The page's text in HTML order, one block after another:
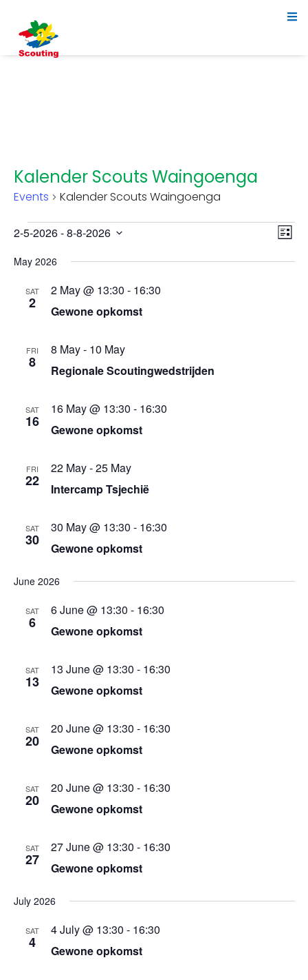
Kalender Scouts Waingoenga
Events Kalender Scouts Waingoenga
Events
V
i
o
E
i
List
2-5-2026 - 8-8-2026
date.
May 2026
SAT
2 Gewone opkomst
2 May @ 13:30 - 16:30
FRI
8 Regionale Scoutingwedstrijden
8 May- 10 May
SAT
16 Gewone opkomst
16 May @ 13:30 - 16:30
FRI
22 Intercamp Tsjechië
22 May-25 May
SAT
30 Gewone opkomst
30 May @ 13:30 - 16:30
June 2026
SAT
6 Gewone opkomst
6 June @ 13:30 - 16:30
SAT
13 Gewone opkomst
13 June @ 13:30 - 16:30
SAT
20 Gewone opkomst
20 June @ 13:30 - 16:30
SAT
20 Gewone opkomst
20 June @ 13:30 - 16:30
SAT
27 Gewone opkomst
27 June @ 13:30 - 16:30
July 2026
SAT
4 Gewone opkomst
4 July @ 13:30 - 16:30